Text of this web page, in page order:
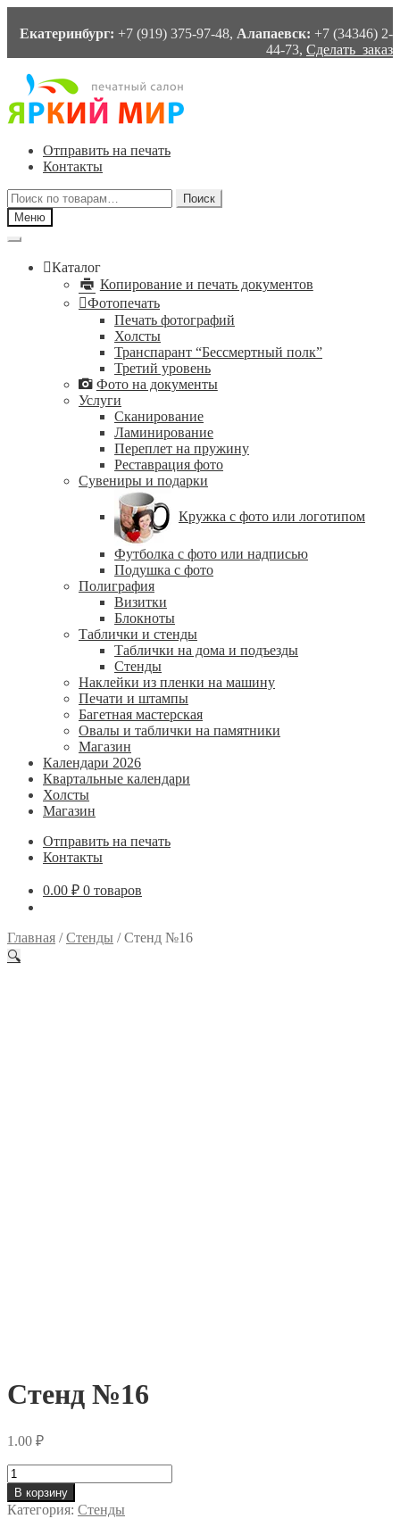
Екатеринбург: +7 (919) 375-97-48, Алапаевск: +7 (34346) 2-
44-73, Сделать заказ
Перейти
навигации
Перейти
содержимому
Отправить на печать
Контакты
Искать:
Поиск
Меню
Каталог
Копирование и печать документов
Фотопечать
Печать фотографий
Холсты
Транспарант “Бессмертный полк”
Третий уровень
Фото на документы
Услуги
Сканирование
Ламинирование
Переплет на пружину
Реставрация фото
Сувениры и подарки
Кружка с фото или логотипом
Футболка с фото или надписью
Подушка с фото
Полиграфия
Визитки
Блокноты
Таблички и стенды
Таблички на дома и подъезды
Стенды
Наклейки из пленки на машину
Печати и штампы
Багетная мастерская
Овалы и таблички на памятники
Магазин
Календари 2026
Квартальные календари
Холсты
Магазин
Отправить на печать
Контакты
0.00 ₽ 0 товаров
Главная /Стенды /Стенд №16
🔍
Стенд №16
1.00 ₽
Количество
Стенд
№16
В корзину
Категория: Стенды